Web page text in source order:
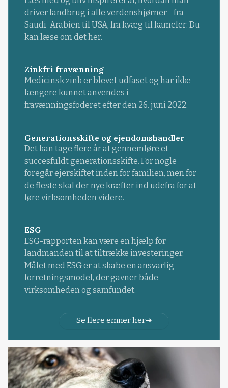
driver landbrug i alle verdenshjørner - fra
Saudi-Arabien til USA, fra kvæg til kameler: Du
kan læse om det her.
Zinkfri fravænning
Medicinsk zink er blevet udfaset og har ikke
længere kunnet anvendes i
fravænningsfoderet efter den 26. juni 2022.
Generationsskifte og ejendomshandler
Det kan tage flere år at gennemføre et
succesfuldt generationsskifte. For nogle
foregår ejerskiftet inden for familien, men for
de fleste skal der nye kræfter ind udefra for at
føre virksomheden videre.
ESG
ESG-rapporten kan være en hjælp for
landmanden til at tiltrække investeringer.
Målet med ESG er at skabe en ansvarlig
forretningsmodel, der gavner både
virksomheden og samfundet.
Se flere emner her